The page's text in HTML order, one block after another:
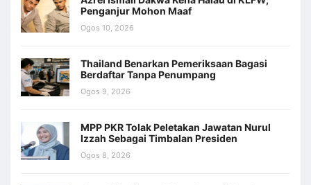
Penganjur Mohon Maaf
Ogos 10, 2026
Thailand Benarkan Pemeriksaan Bagasi
Berdaftar Tanpa Penumpang
Ogos 9, 2026
MPP PKR Tolak Peletakan Jawatan Nurul
Izzah Sebagai Timbalan Presiden
Ogos 8, 2026